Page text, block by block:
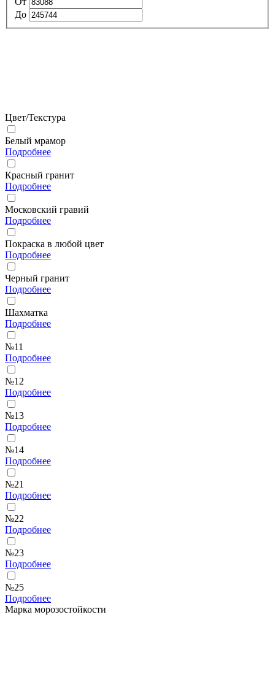
До
Цвет/Текстура
Белый мрамор
Подробнее
Красный гранит
Подробнее
Московский гравий
Подробнее
Покраска в любой цвет
Подробнее
Черный гранит
Подробнее
Шахматка
Подробнее
№11
Подробнее
№12
Подробнее
№13
Подробнее
№14
Подробнее
№21
Подробнее
№22
Подробнее
№23
Подробнее
№25
Подробнее
Марка морозостойкости